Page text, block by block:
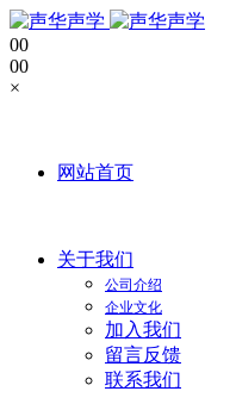
00
00
×
网站首页
关于我们
公司介绍
企业文化
加入我们
留言反馈
联系我们